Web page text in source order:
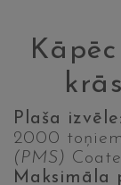
Plaša izvēle:
2000
(PMS)
Maksimāla